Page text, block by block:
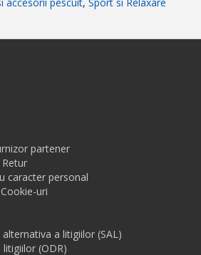
partener
caracter personal
uri
a litigiilor (SAL)
(ODR)